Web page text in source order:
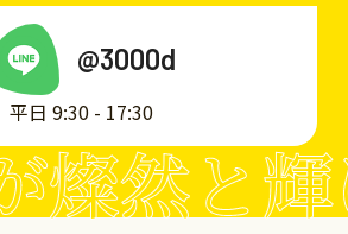
@3000d
平日 9:30 - 17:30
然と輝